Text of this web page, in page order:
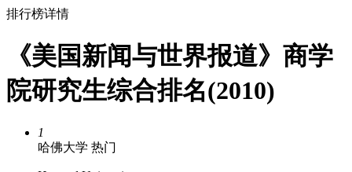
排行榜详情
《美国新闻与世界报道》商学
院研究生综合排名(2010)
1
哈佛大学 热门